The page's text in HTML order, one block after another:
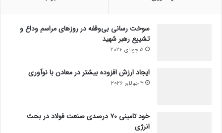
سوخت رسانی بی‌وقفه در روز‌های مراسم وداع و
تشییع رهبر شهید
5 جولای 2026
ایجاد ارزش افزوده بیشتر در معادن با نوآوری
4 جولای 2026
خود تامینی ۷۰ درصدی صنعت فولاد در بحث
انرژی